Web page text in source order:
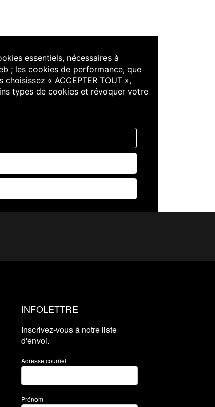
essentiels, nécessaires à
; les cookies de performance, que
« ACCEPTER TOUT »,
types de cookies et révoquer votre
INFOLETTRE
Inscrivez-vous à notre liste
d'envoi.
Adresse courriel
Prénom